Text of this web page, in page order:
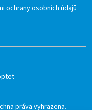
ochrany osobních údajů
práva vyhrazena.